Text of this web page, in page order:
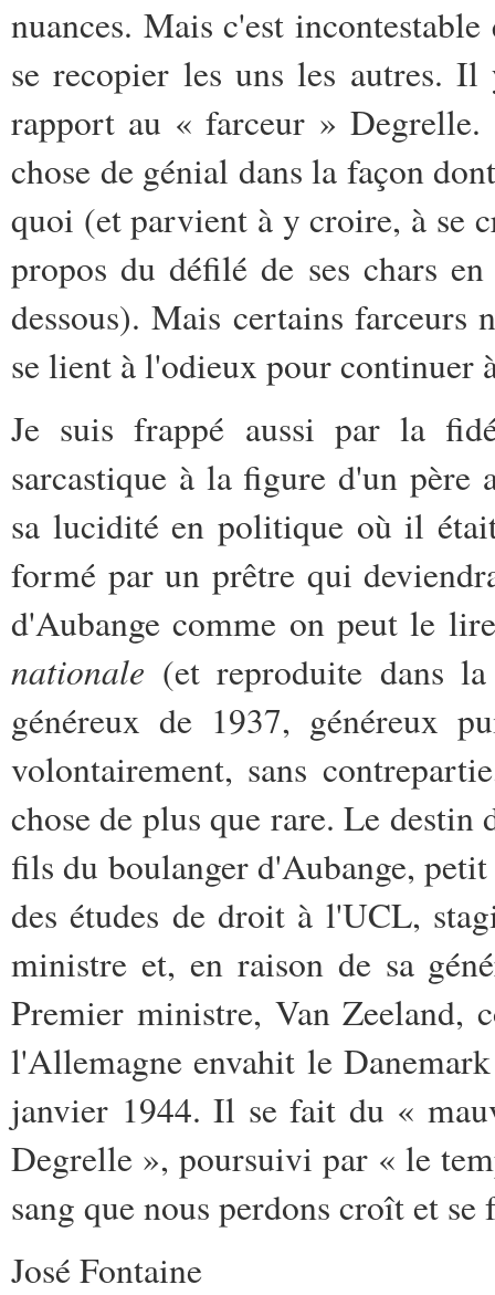
nuances. Mais c'est
se recopier les uns les autres.
rapport au « farceur »
chose de génial dans la façon
quoi (et parvient à y croire, à se
propos du défilé de ses chars
dessous). Mais certains
se lient à l'odieux pour continuer
Je suis frappé aussi par la
sarcastique à la figure d'un père
sa lucidité en politique où il
formé par un prêtre qui
d'Aubange comme on peut le
nationale (et reproduite dans
généreux de 1937, généreux
volontairement, sans
chose de plus que rare. Le destin
fils du boulanger d'Aubange,
des études de droit à l'UCL,
ministre et, en raison de sa
Premier ministre, Van Zeeland,
l'Allemagne envahit le
janvier 1944. Il se fait du «
Degrelle », poursuivi par « le
sang que nous perdons croît et
José Fontaine